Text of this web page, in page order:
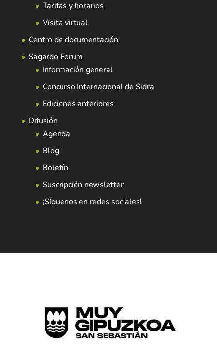
Tarifas y horarios
Visita virtual
Centro de documentación
Sagardo Forum
Información general
Concurso Internacional de Sidra
Ediciones anteriores
Difusión
Agenda
Blog
Boletín
Suscripción newsletter
¡Síguenos en redes sociales!